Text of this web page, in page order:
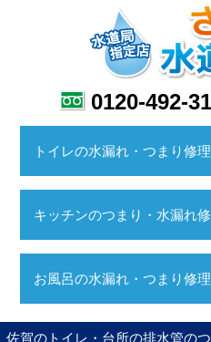
0120-492-
トイレの水漏れ・つまり修
キッチンのつまり・水漏れ
お風呂の水漏れ・つまり修
佐賀のトイレ・台所の排水管の